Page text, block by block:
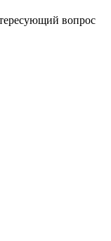
вопрос